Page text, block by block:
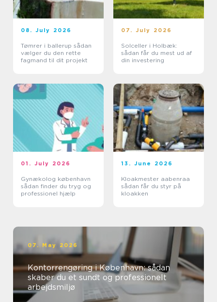
08. July 2026
Tømrer i ballerup sådan
vælger du den rette
fagmand til dit projekt
07. July 2026
Solceller i Holbæk:
sådan får du mest ud af
din investering
01. July 2026
Gynækolog københavn
sådan finder du tryg og
professionel hjælp
13. June 2026
Kloakmester aabenraa
sådan får du styr på
kloakken
07. May 2026
Kontorrengøring i København: sådan
skaber du et sundt og professionelt
arbejdsmiljø